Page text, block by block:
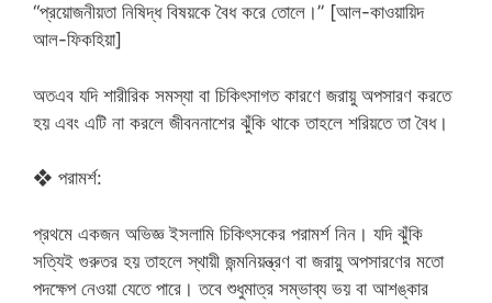
“প্রয়োজনীয়তা নিষিদ্ধ বিষয়কে বৈধ করে তোলে।” [আল-কাওয়ায়িদ
আল-ফিকহিয়া]
অতএব যদি শারীরিক সমস্যা বা চিকিৎসাগত কারণে জরায়ু অপসারণ করতে
হয় এবং এটি না করলে জীবননাশের ঝুঁকি থাকে তাহলে শরিয়তে তা বৈধ।
❖ পরামর্শ:
প্রথমে একজন অভিজ্ঞ ইসলামি চিকিৎসকের পরামর্শ নিন। যদি ঝুঁকি
সত্যিই গুরুতর হয় তাহলে স্থায়ী জন্মনিয়ন্ত্রণ বা জরায়ু অপসারণের মতো
পদক্ষেপ নেওয়া যেতে পারে। তবে শুধুমাত্র সম্ভাব্য ভয় বা আশঙ্কার